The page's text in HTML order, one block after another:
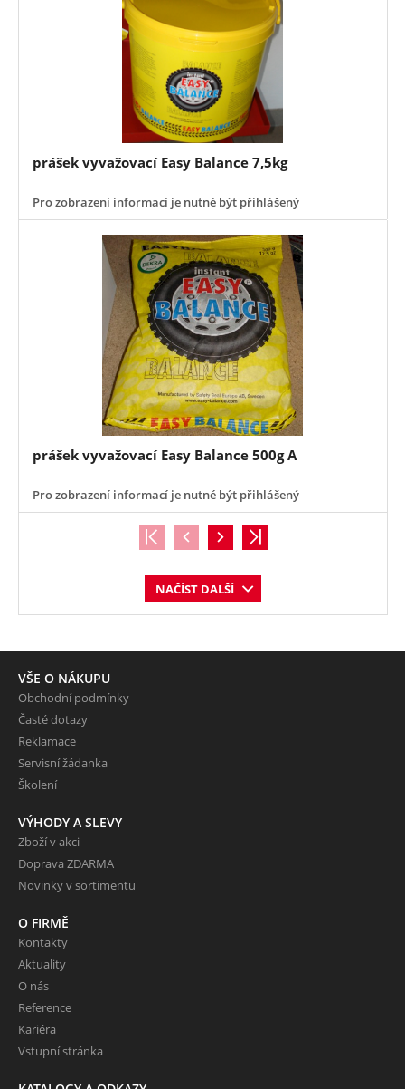
prášek vyvažovací Easy Balance 7,5kg
Pro zobrazení informací je nutné být přihlášený
prášek vyvažovací Easy Balance 500g A
Pro zobrazení informací je nutné být přihlášený
NAČÍST DALŠÍ
VŠE O NÁKUPU
Obchodní podmínky
Časté dotazy
Reklamace
Servisní žádanka
Školení
VÝHODY A SLEVY
Zboží v akci
Doprava ZDARMA
Novinky v sortimentu
O FIRMĚ
Kontakty
Aktuality
O nás
Reference
Kariéra
Vstupní stránka